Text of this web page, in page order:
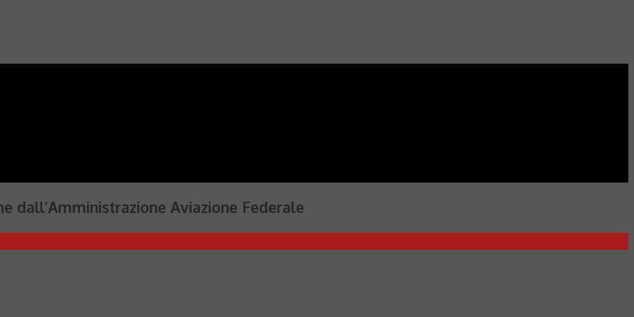
dall’Amministrazione Aviazione Federale